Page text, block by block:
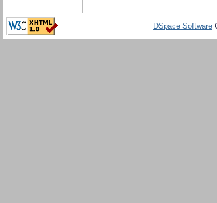
DSpace Software